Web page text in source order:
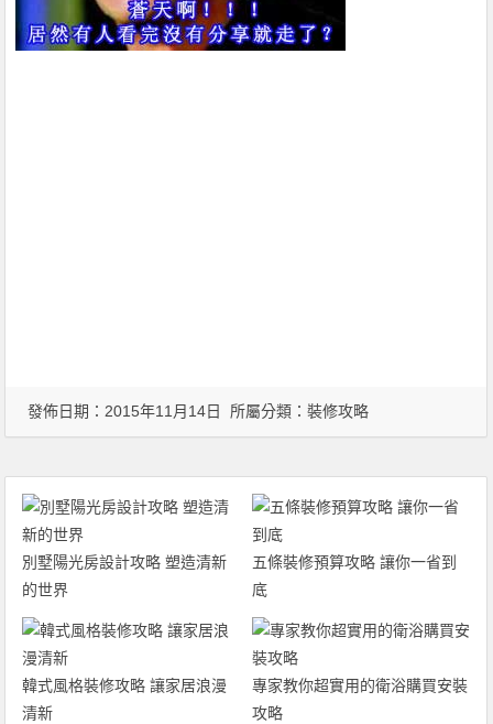
發佈日期：2015年11月14日 所屬分類：裝修攻略
別墅陽光房設計攻略 塑造清新
的世界
五條裝修預算攻略 讓你一省到
底
韓式風格裝修攻略 讓家居浪漫
清新
專家教你超實用的衛浴購買安裝
攻略